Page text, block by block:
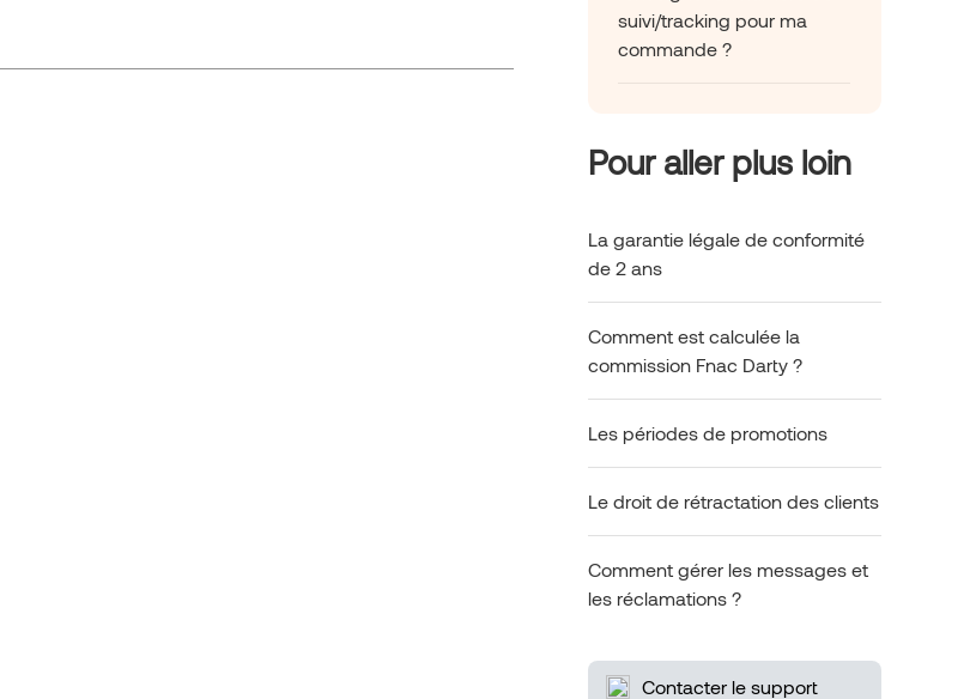
suivi/tracking pour ma
commande ?
Pour aller plus loin
La garantie légale de conformité
de 2 ans
Comment est calculée la
commission Fnac Darty ?
Les périodes de promotions
Le droit de rétractation des clients
Comment gérer les messages et
les réclamations ?
Contacter le support